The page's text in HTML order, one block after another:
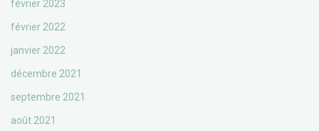
février 2023
février 2022
janvier 2022
décembre 2021
septembre 2021
août 2021